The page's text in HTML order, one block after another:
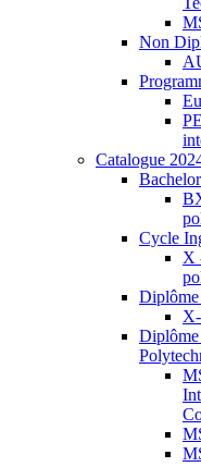
Non
Catalogue
Bachelor
Cycle
X
Diplôme
Diplôme